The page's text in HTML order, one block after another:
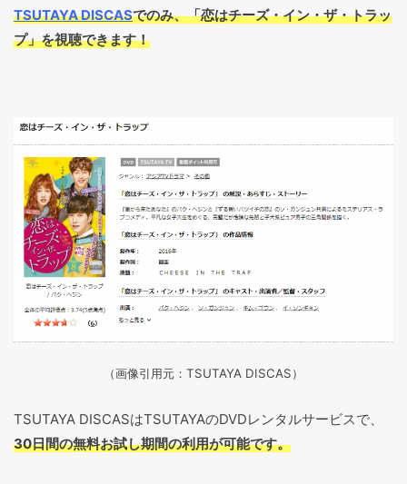
TSUTAYA DISCASでのみ、「恋はチーズ・イン・ザ・トラッ
プ」を視聴できます！
（画像引用元：TSUTAYA DISCAS）
TSUTAYA DISCASはTSUTAYAのDVDレンタルサービスで、
30日間の無料お試し期間の利用が可能です。